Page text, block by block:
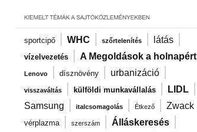
sportcipő | WHC | szőrtelenítés | látás |
vízelvezetés | A Megoldások a holnapért
Lenovo | dísznövény | urbanizáció |
visszaváltás | külföldi munkavállalás | LIDL |
Samsung | italcsomagolás | Étkező | Zwack
vérplazma | szerszám | Álláskeresés |